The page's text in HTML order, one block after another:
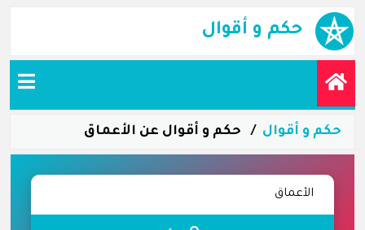
حكم و أقوال
حكم و أقوال حكم و أقوال عن الأعماق